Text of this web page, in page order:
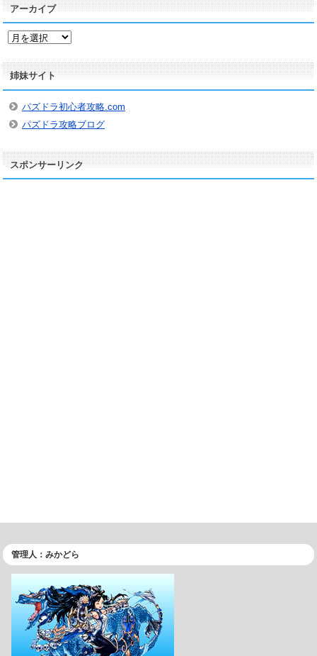
アーカイブ
ア
カ
イ
ブ
姉妹サイト
パズドラ初心者攻略.com
パズドラ攻略ブログ
スポンサーリンク
管理人：みかどら